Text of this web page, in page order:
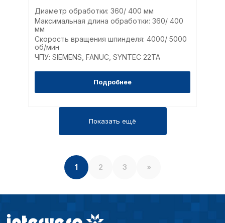
Диаметр обработки: 360/ 400 мм
Максимальная длина обработки: 360/ 400
мм
Скорость вращения шпинделя: 4000/ 5000
об/мин
ЧПУ: SIEMENS, FANUC, SYNTEC 22TA
Подробнее
1 2 3 »
Показать ещё